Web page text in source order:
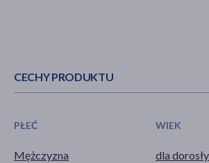
CECHY PRODUKTU
PŁEĆ
Mężczyzna
WIEK
dla